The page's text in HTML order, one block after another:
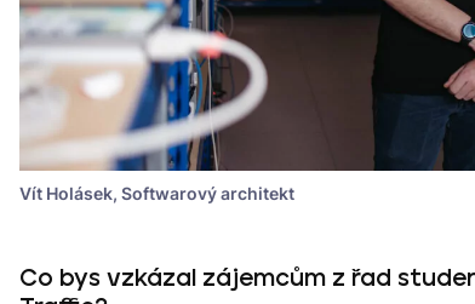
Vít Holásek, Softwarový architekt
Co bys vzkázal zájemcům z řad